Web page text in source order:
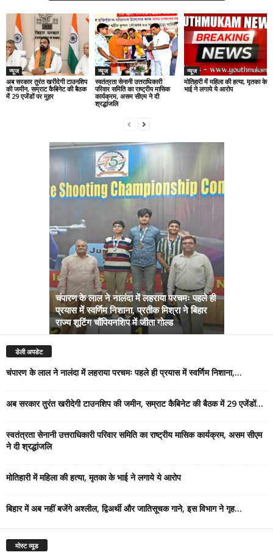
न्यूज
अब सरकार तुरंत खरीदेगी टाउनशिप
की जमीन, सम्राट कैबिनेट की बैठक
में 29 एजेंडों पर मुहर
न्यूज
स्वतंत्रता सेनानी उत्तराधिकारी
परिवार समिति का राष्ट्रीय मासिक
कार्यक्रम, असम सीएम ने दी
श्रद्धांजलि
न्यूज
मोतिहारी में महिला की हत्या, मृतका के
भाई ने लगाये ये आरोप
चंपारण के लाल ने नालंदा में लहराया परचमः पहले ही
प्रयास में स्वर्णिम निशाना, प्रतीक मिश्रा ने बिहार
राज्य शूटिंग चौंपियनशिप में जीता गोल्ड
डेली अपडेट
चंपारण के लाल ने नालंदा में लहराया परचमः पहले ही प्रयास में स्वर्णिम निशाना,...
अब सरकार तुरंत खरीदेगी टाउनशिप की जमीन, सम्राट कैबिनेट की बैठक में 29 एजेंडों...
स्वतंत्रता सेनानी उत्तराधिकारी परिवार समिति का राष्ट्रीय मासिक कार्यक्रम, असम सीएम
ने दी श्रद्धांजलि
मोतिहारी में महिला की हत्या, मृतका के भाई ने लगाये ये आरोप
बिहार में अब नहीं बजेंगे अश्लील, द्विअर्थी और जातिसूचक गाने, इस विभाग ने गृह...
मोस्ट व्यूड